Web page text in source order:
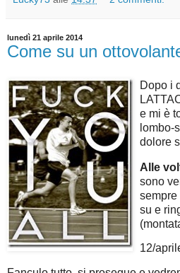
lunedì 21 aprile 2014
Come su un
Dopo i
e mi è
lombo-
dolore
Alle
sono
sempre
su e
12/